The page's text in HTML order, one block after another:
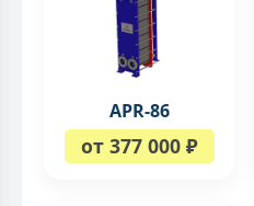
APR-86
от 377 000 ₽